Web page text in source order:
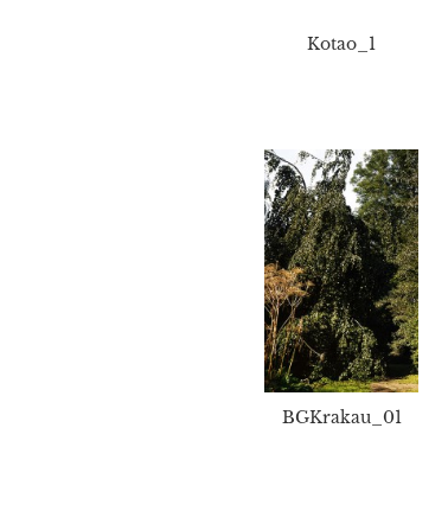
Kotao_1
BGKrakau_01